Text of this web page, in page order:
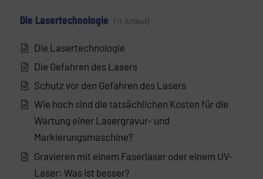
Die Lasertechnologie 11 Artikel
Die Lasertechnologie
Die Gefahren des Lasers
Schutz vor den Gefahren des Lasers
Wie hoch sind die tatsächlichen Kosten für die
Wartung einer Lasergravur- und
Markierungsmaschine?
Gravieren mit einem Faserlaser oder einem UV-
Laser: Was ist besser?